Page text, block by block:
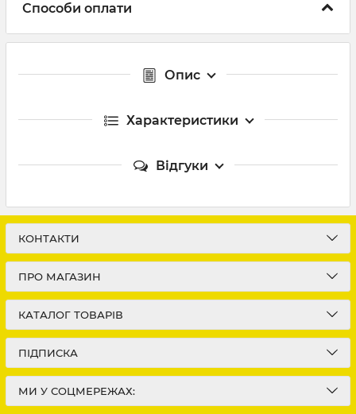
Способи оплати
Опис
Характеристики
Відгуки
КОНТАКТИ
ПРО МАГАЗИН
КАТАЛОГ ТОВАРІВ
ПІДПИСКА
МИ У СОЦМЕРЕЖАХ: